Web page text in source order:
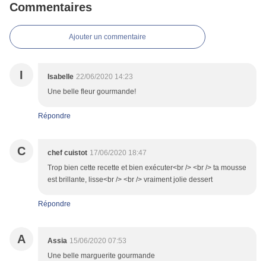
Commentaires
Ajouter un commentaire
I Isabelle 22/06/2020 14:23
Une belle fleur gourmande!
Répondre
C chef cuistot 17/06/2020 18:47
Trop bien cette recette et bien exécuter<br /> <br /> ta mousse
est brillante, lisse<br /> <br /> vraiment jolie dessert
Répondre
A Assia 15/06/2020 07:53
Une belle marguerite gourmande